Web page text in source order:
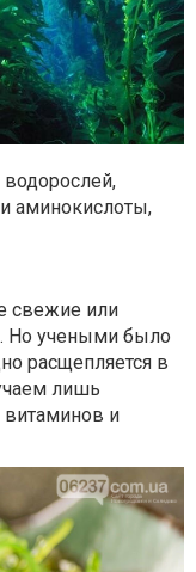
водорослей,
аминокислоты,
свежие или
Но учеными было
расщепляется в
лишь
и